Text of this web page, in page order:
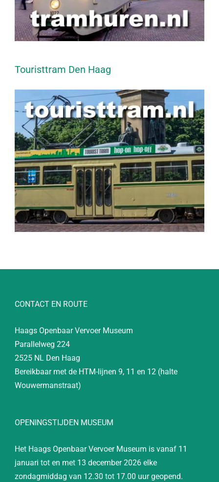
Touristtram Den Haag
CONTACT EN ROUTE
Haags Openbaar Vervoer Museum
Parallelweg 224
2525 NL Den Haag
Bereikbaar met de HTM-lijnen 9, 11 en 12 (halte
Wouwermanstraat)
OPENINGSTIJDEN MUSEUM
Het Haags Openbaar Vervoer Museum is vanaf 11
januari tot en met 13 december 2026 elke
zondagmiddag van 12.30 tot 17.00 uur geopend.